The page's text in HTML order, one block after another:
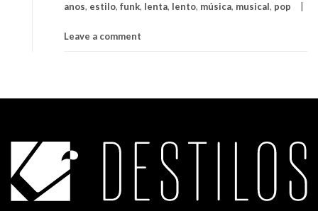
anos, estilo, funk, lenta, lento, música, musical, pop
Leave a comment